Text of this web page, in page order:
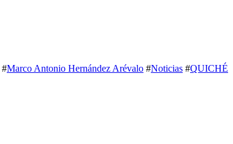
#Marco Antonio Hernández Arévalo #Noticias #QUICHÉ